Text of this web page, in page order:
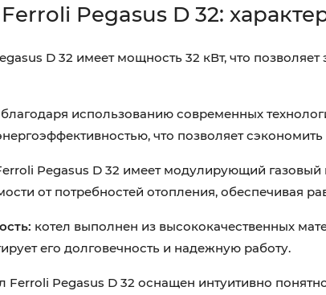
Pegasus D 32:
D 32 имеет мощность 32 кВт, что
благодаря использованию современных
что позволяет
Pegasus D 32 имеет модулирующий газовый
от потребностей отопления, обеспечивая
котел выполнен из высококачественных
его долговечность и надежную работу.
Ferroli Pegasus D 32 оснащен интуитивно